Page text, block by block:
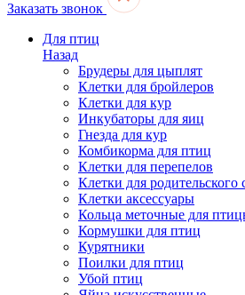
Заказать звонок
Для птиц
Назад
Брудеры для цыплят
Клетки для бройлеров
Клетки для кур
Инкубаторы для яиц
Гнезда для кур
Комбикорма для птиц
Клетки для перепелов
Клетки для родительского
Клетки аксессуары
Кольца меточные для
Кормушки для птиц
Курятники
Поилки для птиц
Убой птиц